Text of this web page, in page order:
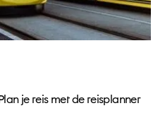
je reis met de reisplanner